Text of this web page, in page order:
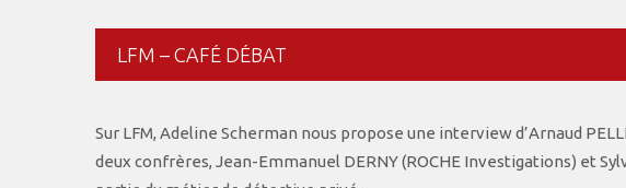
LFM – CAFÉ DÉBAT
Sur LFM, Adeline Scherman nous propose une interview d’Arnaud
deux confrères, Jean-Emmanuel DERNY (ROCHE Investigations) et